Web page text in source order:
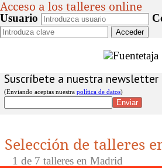
Acceso a los talleres online
Usuario
Acceder
Suscríbete a nuestra newsletter
(Enviando aceptas nuestra política de datos)
Selección de talleres
1 de 7 talleres en Madrid